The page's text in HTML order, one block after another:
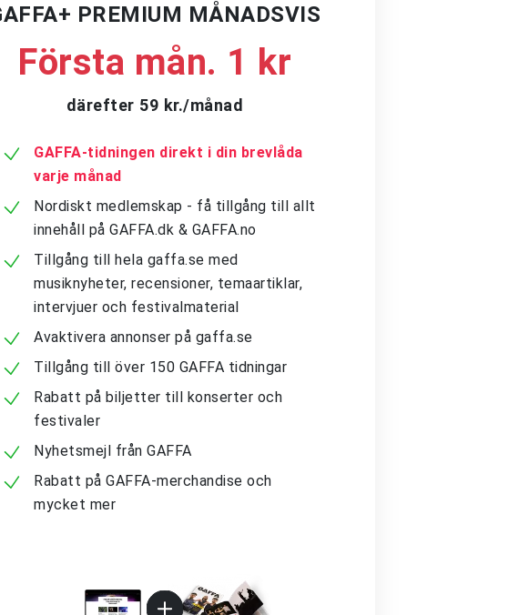
PREMIUM MÅNADSVIS
Första mån. 1 kr
därefter 59 kr./månad
GAFFA-tidningen direkt i din brevlåda
varje månad
Nordiskt medlemskap - få tillgång till allt
innehåll på GAFFA.dk & GAFFA.no
Tillgång till hela gaffa.se med
musiknyheter, recensioner, temaartiklar,
intervjuer och festivalmaterial
Avaktivera annonser på gaffa.se
Tillgång till över 150 GAFFA tidningar
Rabatt på biljetter till konserter och
festivaler
Nyhetsmejl från GAFFA
Rabatt på GAFFA-merchandise och
mycket mer